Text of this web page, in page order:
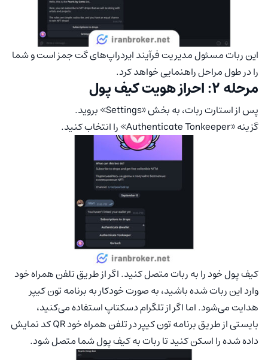
این ربات مسئول مدیریت فرآیند ایردراپ‌های گت جمز است و شما
را در طول مراحل راهنمایی خواهد کرد.
مرحله 2: احراز هویت کیف پول
پس از استارت ربات، به بخش «Settings» بروید.
گزینه «Authenticate Tonkeeper» را انتخاب کنید.
کیف پول خود را به ربات متصل کنید. اگر از طریق تلفن همراه خود
وارد این ربات شده باشید، به صورت خودکار به برنامه تون کیپر
هدایت می‌شود. اما اگر از تلگرام دسکتاپ استفاده می‌کنید،
بایستی از طریق برنامه تون کیپر در تلفن همراه خود QR کد نمایش
داده شده را اسکن کنید تا ربات به کیف پول شما متصل شود.